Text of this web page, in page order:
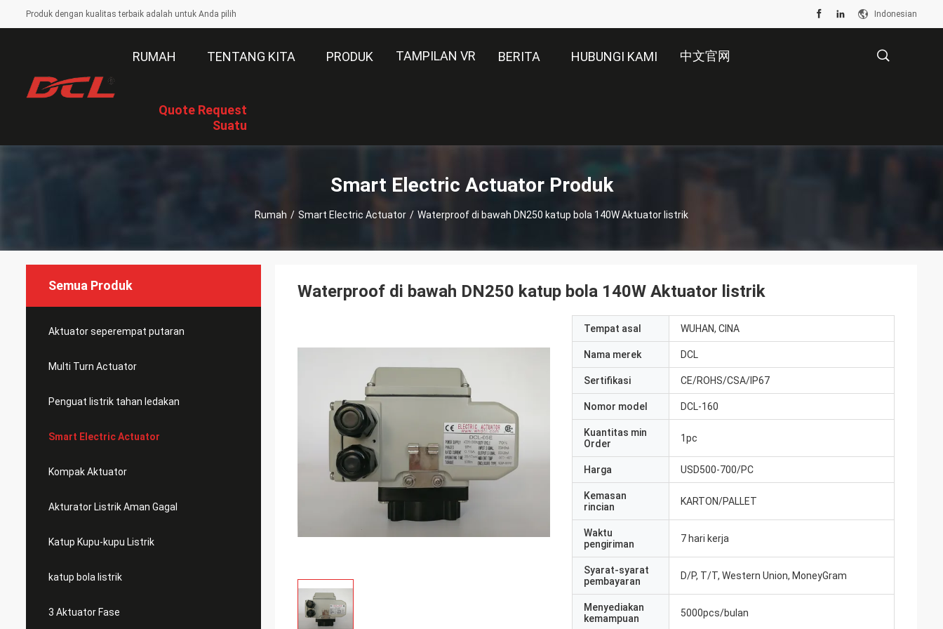
Produk dengan kualitas terbaik adalah untuk Anda pilih Indonesian
RUMAH TENTANG KITA PRODUK TAMPILAN VR BERITA HUBUNGI KAMI 中文官网
Quote Request
Suatu
Smart Electric Actuator Produk
Rumah / Smart Electric Actuator / Waterproof di bawah DN250 katup bola 140W Aktuator listrik
Semua Produk
Aktuator seperempat putaran
Multi Turn Actuator
Penguat listrik tahan ledakan
Smart Electric Actuator
Kompak Aktuator
Akturator Listrik Aman Gagal
Katup Kupu-kupu Listrik
katup bola listrik
3 Aktuator Fase
Waterproof di bawah DN250 katup bola 140W Aktuator listrik
Tempat asal WUHAN, CINA
Nama merek DCL
Sertifikasi CE/ROHS/CSA/IP67
Nomor model DCL-160
Kuantitas min
Order
1pc
Harga USD500-700/PC
Kemasan
rincian
KARTON/PALLET
Waktu
pengiriman
7 hari kerja
Syarat-syarat
pembayaran
D/P, T/T, Western Union, MoneyGram
Menyediakan
kemampuan
5000pcs/bulan